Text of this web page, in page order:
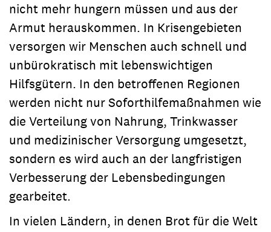
nicht mehr hungern müssen und aus der
Armut herauskommen. In Krisengebieten
versorgen wir Menschen auch schnell und
unbürokratisch mit lebenswichtigen
Hilfsgütern. In den betroffenen Regionen
werden nicht nur Soforthilfemaßnahmen wie
die Verteilung von Nahrung, Trinkwasser
und medizinischer Versorgung umgesetzt,
sondern es wird auch an der langfristigen
Verbesserung der Lebensbedingungen
gearbeitet.
In vielen Ländern, in denen Brot für die Welt